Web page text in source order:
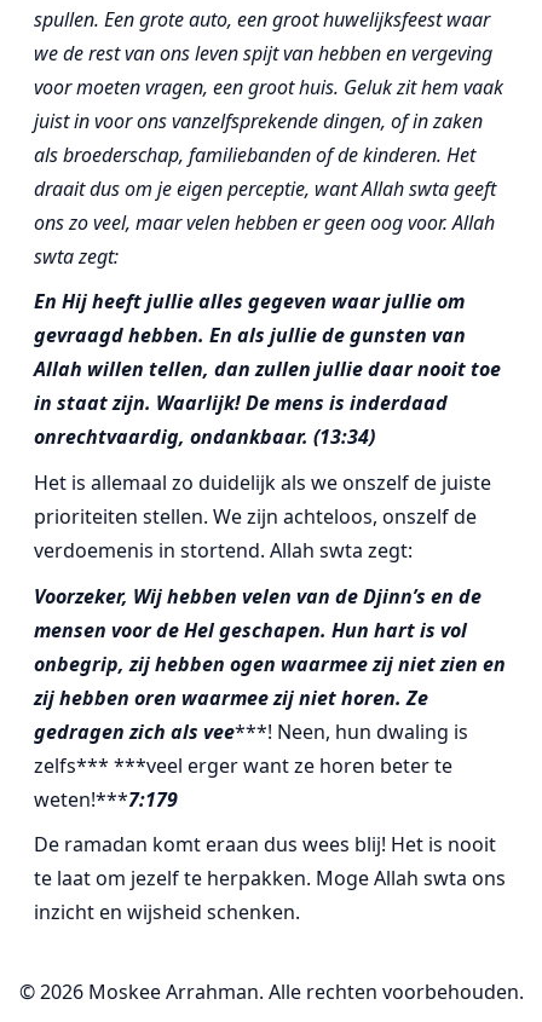
spullen. Een grote auto, een groot huwelijksfeest waar
we de rest van ons leven spijt van hebben en vergeving
voor moeten vragen, een groot huis. Geluk zit hem vaak
juist in voor ons vanzelfsprekende dingen, of in zaken
als broederschap, familiebanden of de kinderen. Het
draait dus om je eigen perceptie, want Allah swta geeft
ons zo veel, maar velen hebben er geen oog voor. Allah
swta zegt:
En Hij heeft jullie alles gegeven waar jullie om
gevraagd hebben. En als jullie de gunsten van
Allah willen tellen, dan zullen jullie daar nooit toe
in staat zijn. Waarlijk! De mens is inderdaad
onrechtvaardig, ondankbaar. (13:34)
Het is allemaal zo duidelijk als we onszelf de juiste
prioriteiten stellen. We zijn achteloos, onszelf de
verdoemenis in stortend. Allah swta zegt:
Voorzeker, Wij hebben velen van de Djinn’s en de
mensen voor de Hel geschapen. Hun hart is vol
onbegrip, zij hebben ogen waarmee zij niet zien en
zij hebben oren waarmee zij niet horen. Ze
gedragen zich als vee***! Neen, hun dwaling is
zelfs*** ***veel erger want ze horen beter te
weten!***7:179
De ramadan komt eraan dus wees blij! Het is nooit
te laat om jezelf te herpakken. Moge Allah swta ons
inzicht en wijsheid schenken.
©2026Moskee Arrahman. Alle rechten voorbehouden.